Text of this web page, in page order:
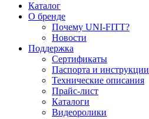
Каталог
О бренде
Почему UNI-FITT?
Новости
Поддержка
Сертификаты
Паспорта и инструкции
Технические описания
Прайс-лист
Каталоги
Видеоролики